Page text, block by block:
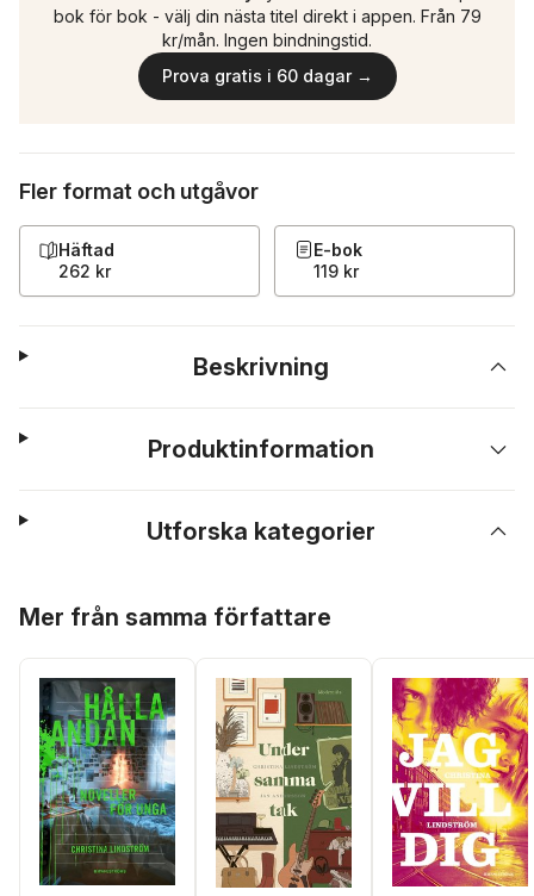
bok för bok - välj din nästa titel direkt i appen. Från 79
kr/mån. Ingen bindningstid.
Prova gratis i 60 dagar →
Fler format och utgåvor
Häftad
262 kr
E-bok
119 kr
Beskrivning
Produktinformation
Utforska kategorier
Mer från samma författare